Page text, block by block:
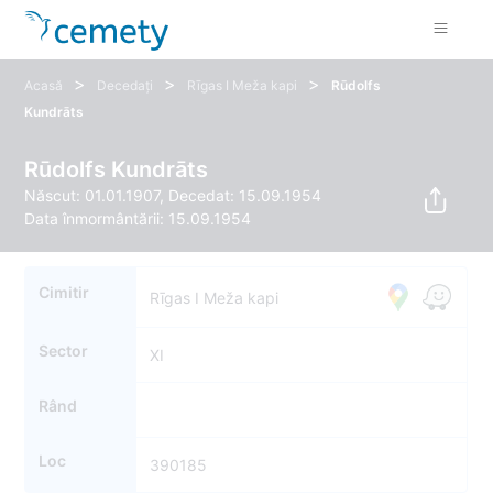
Acasă > Decedați > Rīgas I Meža kapi >
Rūdolfs
Kundrāts
Rūdolfs Kundrāts
Născut: 01.01.1907, Decedat: 15.09.1954
Data înmormântării: 15.09.1954
Cimitir Rīgas I Meža kapi
Sector XI
Rând
Loc 390185